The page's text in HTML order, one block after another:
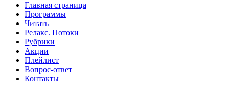
Главная страница
Программы
Читать
Релакс. Потоки
Рубрики
Акции
Плейлист
Вопрос-ответ
Контакты